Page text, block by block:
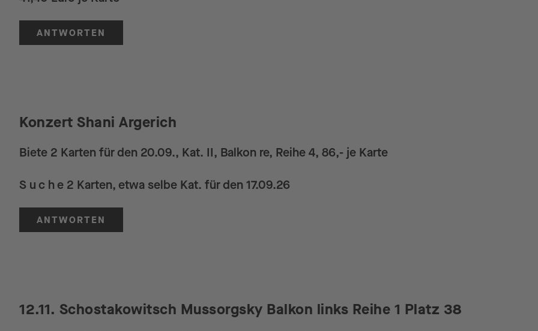
ANTWORTEN
Konzert Shani Argerich
Biete 2 Karten für den 20.09., Kat. II, Balkon re, Reihe 4, 86,- je Karte
S u c h e 2 Karten, etwa selbe Kat. für den 17.09.26
ANTWORTEN
12.11. Schostakowitsch Mussorgsky Balkon links Reihe 1 Platz 38